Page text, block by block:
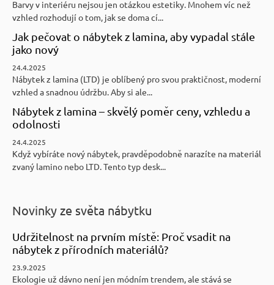
Barvy v interiéru nejsou jen otázkou estetiky. Mnohem víc než
vzhled rozhodují o tom, jak se doma cí...
Jak pečovat o nábytek z lamina, aby vypadal stále
jako nový
24.4.2025
Nábytek z lamina (LTD) je oblíbený pro svou praktičnost, moderní
vzhled a snadnou údržbu. Aby si ale...
Nábytek z lamina – skvělý poměr ceny, vzhledu a
odolnosti
24.4.2025
Když vybíráte nový nábytek, pravděpodobně narazíte na materiál
zvaný lamino nebo LTD. Tento typ desk...
Novinky ze světa nábytku
Udržitelnost na prvním místě: Proč vsadit na
nábytek z přírodních materiálů?
23.9.2025
Ekologie už dávno není jen módním trendem, ale stává se